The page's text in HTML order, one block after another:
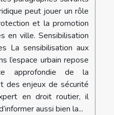
peut jouer un rôle
et la promotion
en ville. Sensibilisation
La sensibilisation aux
l’espace urbain repose
approfondie de la
des enjeux de sécurité
en droit routier, il
aussi bien la...